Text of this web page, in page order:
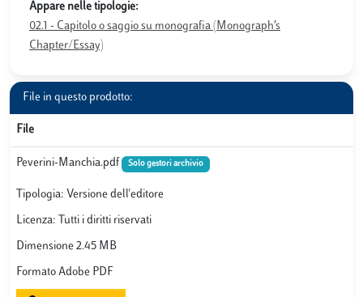
Appare nelle tipologie:
02.1 - Capitolo o saggio su monografia (Monograph’s
Chapter/Essay)
File in questo prodotto:
File
Peverini-Manchia.pdf Solo gestori archivio
Tipologia: Versione dell'editore
Licenza: Tutti i diritti riservati
Dimensione 2.45 MB
Formato Adobe PDF